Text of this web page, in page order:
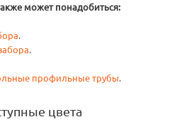
может понадобиться:
.
.
профильные трубы.
цвета